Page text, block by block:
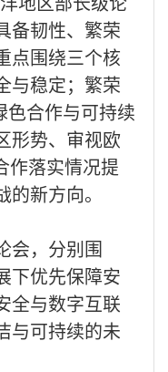
备韧性、繁荣
点围绕三个核
与稳定；繁荣
合作与可持续
形势、审视欧
作落实情况提
新方向。
会，分别围
下优先保障安
与数字互联
可持续的未